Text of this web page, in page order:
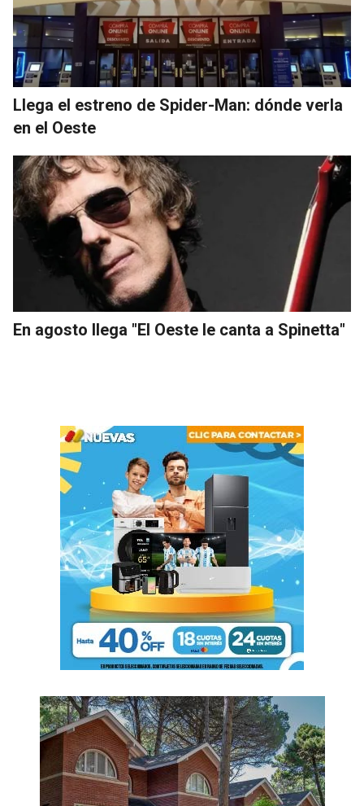
Llega el estreno de Spider-Man: dónde verla
en el Oeste
En agosto llega "El Oeste le canta a Spinetta"